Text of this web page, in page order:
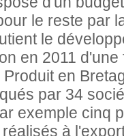
le reste par
le
en 2011
en
par 34
exemple cinq
à